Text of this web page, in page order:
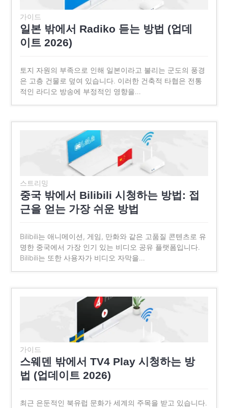
가이드
일본 밖에서 Radiko 듣는 방법 (업데
이트 2026)
토지 자원의 부족으로 인해 일본이라고 불리는 군도의 풍경
은 고층 건물로 덮여 있습니다. 이러한 건축적 타협은 전통
적인 라디오 방송에 부정적인 영향을…
스트리밍
중국 밖에서 Bilibili 시청하는 방법: 접
근을 얻는 가장 쉬운 방법
Bilibili는 애니메이션, 게임, 만화와 같은 고품질 콘텐츠로 유
명한 중국에서 가장 인기 있는 비디오 공유 플랫폼입니다.
Bilibili는 또한 사용자가 비디오 자막을…
가이드
스웨덴 밖에서 TV4 Play 시청하는 방
법 (업데이트 2026)
최근 은둔적인 북유럽 문화가 세계의 주목을 받고 있습니다.